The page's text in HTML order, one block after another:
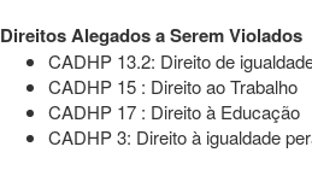
Direitos Alegados a Serem Violados
CADHP 13.2: Direito de
CADHP 15 : Direito ao Trabalho
CADHP 17 : Direito à Educação
CADHP 3: Direito à igualdade